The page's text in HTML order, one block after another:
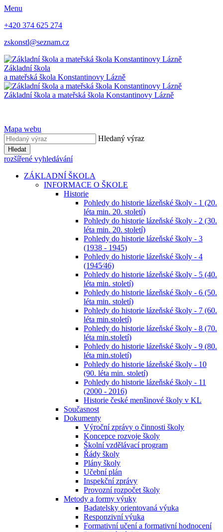
Menu
+420 374 625 274
zskonstl@seznam.cz
Základní škola
a mateřská škola Konstantinovy Lázně
Základní škola a mateřská škola Konstantinovy Lázně
Mapa webu
Hledaný výraz
Hledat
rozšířené vyhledávání
ZÁKLADNÍ ŠKOLA
INFORMACE O ŠKOLE
Historie
Pohledy do historie lázeňské školy - 1 (20.
léta min. 20. století)
Pohledy do historie lázeňské školy - 2 (30.
léta min. 20. století)
Pohledy do historie lázeňské školy - 3
(1938 - 1945)
Pohledy do historie lázeňské školy - 4
(1945⁄46)
Pohledy do historie lázeňské školy - 5 (40.
léta min. století)
Pohledy do historie lázeňské školy - 6 (50.
léta min. století)
Pohledy do historie lázeňské školy - 7 (60.
léta min.století)
Pohledy do historie lázeňské školy - 8 (70.
léta min.století)
Pohledy do historie lázeňské školy - 9 (80.
léta min.století)
Pohledy do historie lázeňské školy - 10
(90. léta min. století)
Pohledy do historie lázeňské školy - 11
(2000 - 2016)
Historie české menšinové školy v KL
Současnost
Dokumenty
Výroční zprávy o činnosti školy
Koncepce rozvoje školy
Školní vzdělávací program
Řády školy
Plány školy
Učební plán
Inspekční zprávy
Provozní rozpočet školy
Metody a formy výuky
Badatelsky orientovaná výuka
Responzivní výuka
Formativní učení a formativní hodnocení